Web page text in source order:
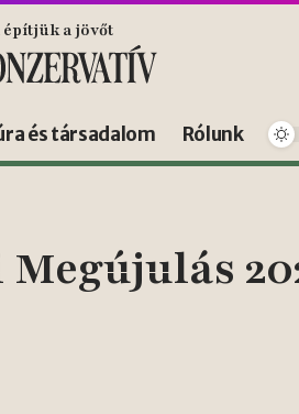
a jövőt
és társadalom Rólunk